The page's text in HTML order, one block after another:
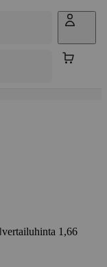
vertailuhinta 1,66